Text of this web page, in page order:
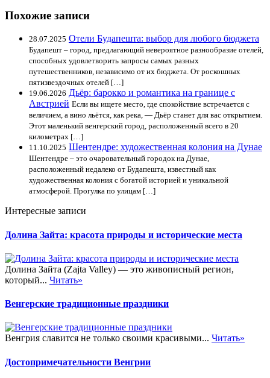
Похожие записи
28.07.2025 Отели Будапешта: выбор для любого бюджета
Будапешт – город, предлагающий невероятное разнообразие отелей,
способных удовлетворить запросы самых разных
путешественников, независимо от их бюджета. От роскошных
пятизвездочных отелей […]
19.06.2026 Дьёр: барокко и романтика на границе с
Австрией Если вы ищете место, где спокойствие встречается с
величием, а вино льётся, как река, — Дьёр станет для вас открытием.
Этот маленький венгерский город, расположенный всего в 20
километрах […]
11.10.2025 Шентендре: художественная колония на Дунае
Шентендре – это очаровательный городок на Дунае,
расположенный недалеко от Будапешта, известный как
художественная колония с богатой историей и уникальной
атмосферой. Прогулка по улицам […]
Интересные записи
Долина Зайта: красота природы и исторические места
Долина Зайта (Zajta Valley) — это живописный регион,
который... Читать»
Венгерские традиционные праздники
Венгрия славится не только своими красивыми... Читать»
Достопримечательности Венгрии